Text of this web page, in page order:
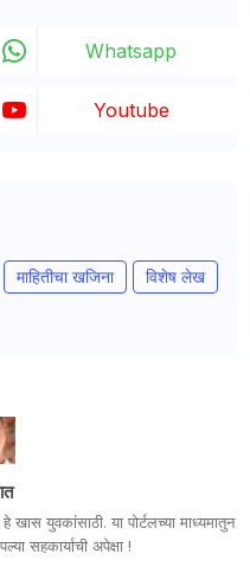
Whatsapp
Youtube
माहितीचा खजिना
विशेष लेख
युवकांसाठी. या पोर्टलच्या माध्यमातुन
सहकार्याची अपेक्षा !